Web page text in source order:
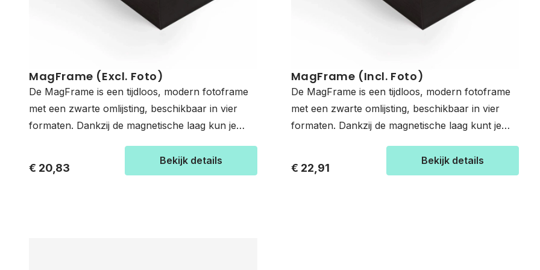
MagFrame (Excl. Foto)
De MagFrame is een tijdloos, modern fotoframe
met een zwarte omlijsting, beschikbaar in vier
formaten. Dankzij de magnetische laag kun je
sfeer in elke ruimte moeiteloos kunt aanpassen.
Stel jouw fotolijst eenvoudig samen door een
€ 20,83
Bekijk details
MagFrame (Incl. Foto)
De MagFrame is een tijdloos, modern fotoframe
met een zwarte omlijsting, beschikbaar in vier
formaten. Dankzij de magnetische laag kunt je
sfeer in elke ruimte moeiteloos kunt aanpassen.
Stel jouw fotolijst eenvoudig samen door een
€ 22,91
Bekijk details